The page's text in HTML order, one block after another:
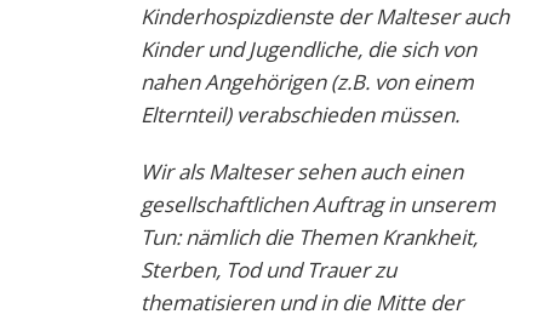
Kinderhospizdienste der Malteser auch
Kinder und Jugendliche, die sich von
nahen Angehörigen (z.B. von einem
Elternteil) verabschieden müssen.
Wir als Malteser sehen auch einen
gesellschaftlichen Auftrag in unserem
Tun: nämlich die Themen Krankheit,
Sterben, Tod und Trauer zu
thematisieren und in die Mitte der